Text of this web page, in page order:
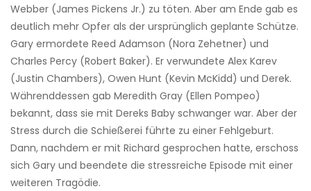
Webber (James Pickens Jr.) zu töten. Aber am Ende gab es
deutlich mehr Opfer als der ursprünglich geplante Schütze.
Gary ermordete Reed Adamson (Nora Zehetner) und
Charles Percy (Robert Baker). Er verwundete Alex Karev
(Justin Chambers), Owen Hunt (Kevin McKidd) und Derek.
Währenddessen gab Meredith Gray (Ellen Pompeo)
bekannt, dass sie mit Dereks Baby schwanger war. Aber der
Stress durch die Schießerei führte zu einer Fehlgeburt.
Dann, nachdem er mit Richard gesprochen hatte, erschoss
sich Gary und beendete die stressreiche Episode mit einer
weiteren Tragödie.